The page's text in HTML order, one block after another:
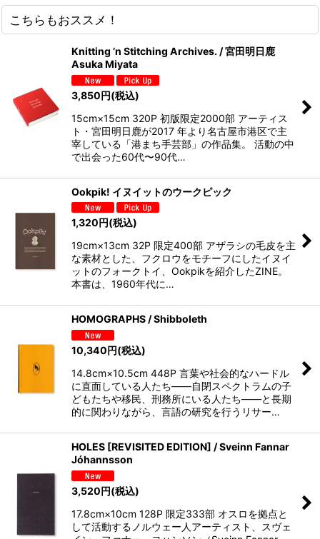
こちらもおススメ！
Knitting ’n Stitching Archives. / 宮田明日鹿
Asuka Miyata
3,850円(税込)
15cm×15cm 320P 初版限定2000部 アーティス
ト・宮田明日鹿が2017 年より名古屋市港区で主
宰している「港まち手芸部」の作品集。 活動の中
で出会った60代〜90代…
Ookpik! イヌイットのウークピック
1,320円(税込)
19cm×13cm 32P 限定400部 アザラシの毛皮を主
な素材とした、フクロウをモチーフにしたイヌイ
ットのフォークトイ、Ookpikを紹介したZINE。
本書は、1960年代に…
HOMOGRAPHS / Shibboleth
10,340円(税込)
14.8cm×10.5cm 448P 言葉や社会的なハードル
に直面している人たち——自閉スペクトラムの子
どもたちや移民、刑務所にいる人たち——と長期
的に関わりながら、言語の研究を行うリサー…
HOLES [REVISITED EDITION] / Sveinn Fannar
Jóhannsson
3,520円(税込)
17.8cm×10cm 128P 限定333部 オスロを拠点と
して活動するノルウェー人アーティスト、スヴェ